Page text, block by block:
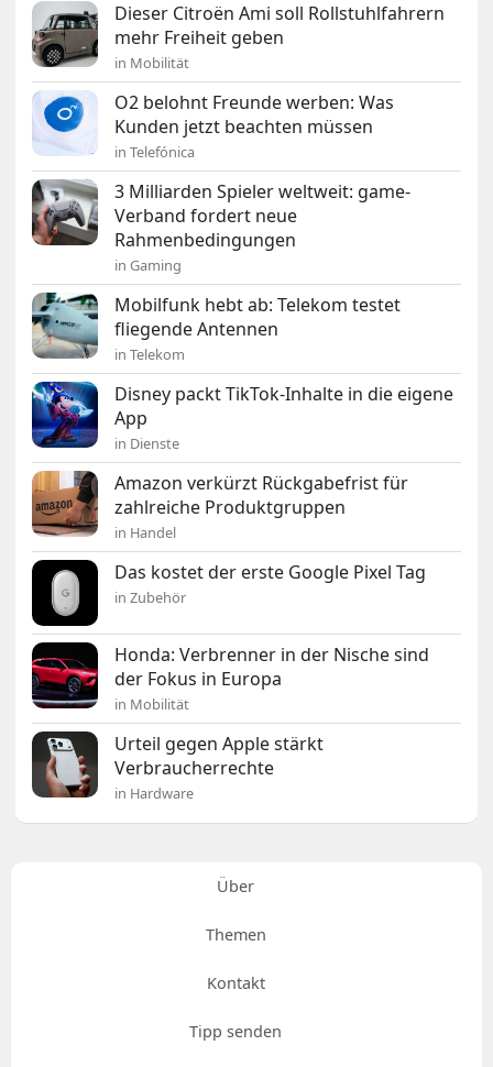
Dieser Citroën Ami soll Rollstuhlfahrern
mehr Freiheit geben
in Mobilität
O2 belohnt Freunde werben: Was
Kunden jetzt beachten müssen
in Telefónica
3 Milliarden Spieler weltweit: game-
Verband fordert neue
Rahmenbedingungen
in Gaming
Mobilfunk hebt ab: Telekom testet
fliegende Antennen
in Telekom
Disney packt TikTok-Inhalte in die eigene
App
in Dienste
Amazon verkürzt Rückgabefrist für
zahlreiche Produktgruppen
in Handel
Das kostet der erste Google Pixel Tag
in Zubehör
Honda: Verbrenner in der Nische sind
der Fokus in Europa
in Mobilität
Urteil gegen Apple stärkt
Verbraucherrechte
in Hardware
Über
Themen
Kontakt
Tipp senden